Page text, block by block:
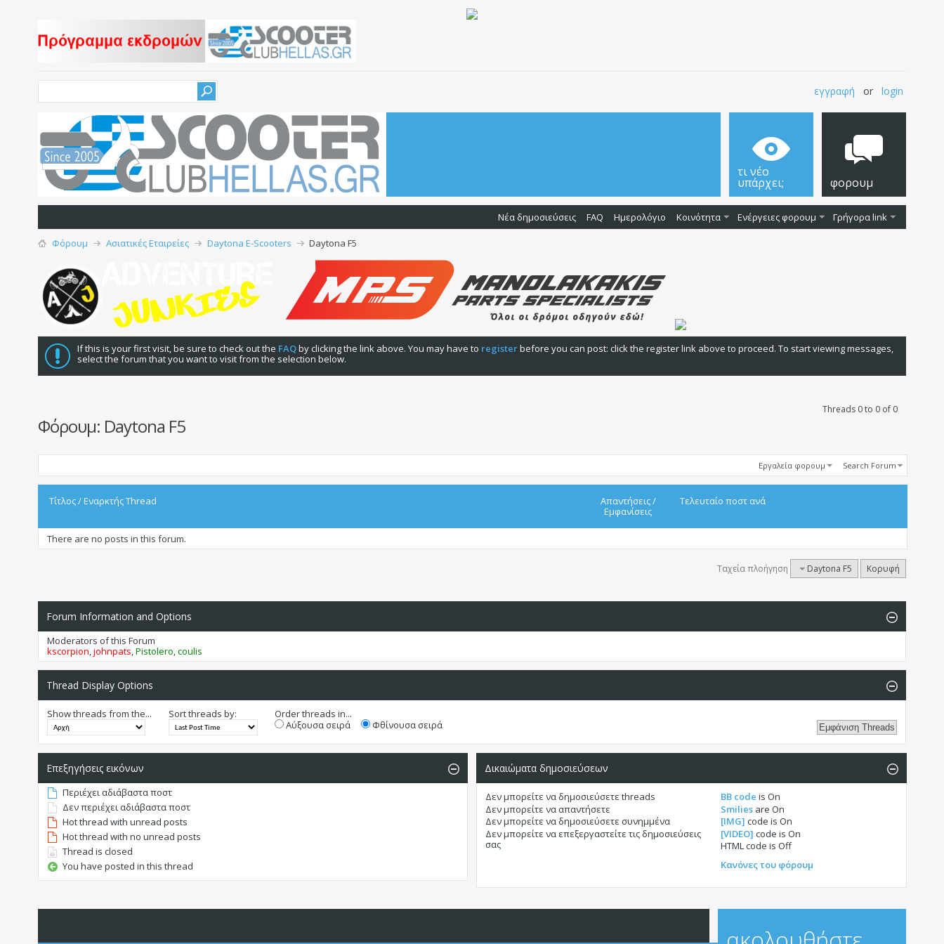
εγγραφή or login
τι νέο
υπάρχει; φορουμ
Νέα δημοσιεύσεις FAQ Ημερολόγιο Κοινότητα Ενέργειες φορουμ Γρήγορα link
Φόρουμ Ασιατικές Εταιρείες Daytona E-Scooters Daytona F5
If this is your first visit, be sure to check out the FAQby clicking the link above. You may have to registerbefore you can post: click the register link above to proceed. To start viewing messages,
select the forum that you want to visit from the selection below.
Threads 0 to 0 of 0
Φόρουμ: Daytona F5
Εργαλεία φορουμ Search Forum
Τίτλος/Εναρκτής Thread Απαντήσεις/
Εμφανίσεις
Τελευταίο ποστ ανά
There are no posts in this forum.
Ταχεία πλοήγηση Daytona F5 Κορυφή
Forum Information and Options
Moderators of this Forum
kscorpion,johnpats,Pistolero,coulis
Thread Display Options
Show threads from the... Sort threads by:
Order threads in...
Αύξουσα σειρά
Φθίνουσα σειρά
Επεξηγήσεις εικόνων
Περιέχει αδιάβαστα ποστ
Δεν περιέχει αδιάβαστα ποστ
Hot thread with unread posts
Hot thread with no unread posts
Thread is closed
You have posted in this thread
Δικαιώματα δημοσιεύσεων
Δεν μπορείτε να δημοσιεύσετε threads
Δεν μπορείτε να απαντήσετε
Δεν μπορείτε να δημοσιεύσετε συνημμένα
Δεν μπορείτενα επεξεργαστείτε τις δημοσιεύσεις
σας
BB code is On
Smiliesare On
[IMG] code is On
[VIDEO] code is On
HTML code is Off
Κανόνες του φόρουμ